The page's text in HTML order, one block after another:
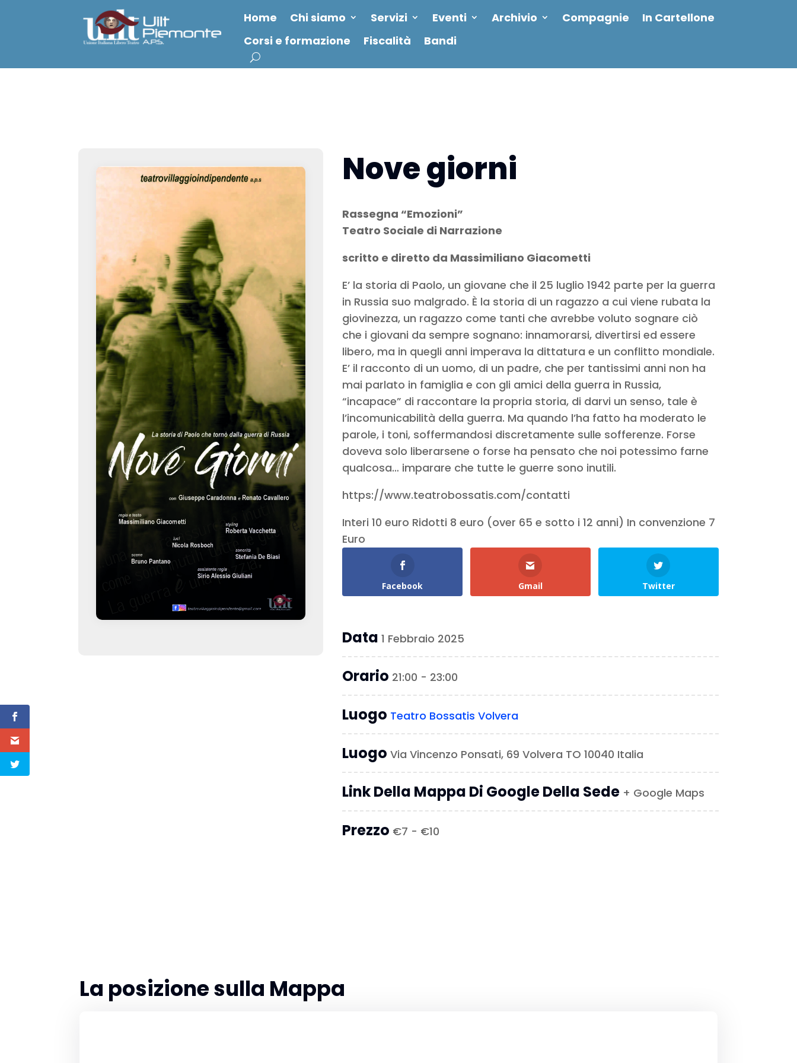
Home Chi siamo Servizi Eventi Archivio Compagnie
In Cartellone
Corsi e formazione
Fiscalità Bandi
Nove giorni
Rassegna “Emozioni”
Teatro Sociale di Narrazione
scritto e diretto da Massimiliano Giacometti
E’ la storia di Paolo, un giovane che il 25 luglio 1942 parte per la guerra
in Russia suo malgrado. È la storia di un ragazzo a cui viene rubata la
giovinezza, un ragazzo come tanti che avrebbe voluto sognare ciò
che i giovani da sempre sognano: innamorarsi, divertirsi ed essere
libero, ma in quegli anni imperava la dittatura e un conflitto mondiale.
E’ il racconto di un uomo, di un padre, che per tantissimi anni non ha
mai parlato in famiglia e con gli amici della guerra in Russia,
“incapace” di raccontare la propria storia, di darvi un senso, tale è
l’incomunicabilità della guerra. Ma quando l’ha fatto ha moderato le
parole, i toni, soffermandosi discretamente sulle sofferenze. Forse
doveva solo liberarsene o forse ha pensato che noi potessimo farne
qualcosa… imparare che tutte le guerre sono inutili.
https://www.teatrobossatis.com/contatti
Interi 10 euro Ridotti 8 euro (over 65 e sotto i 12 anni) In convenzione 7
Euro
Facebook Gmail Twitter
Data 1 Febbraio 2025
Orario 21:00 - 23:00
Luogo Teatro Bossatis Volvera
Luogo Via Vincenzo Ponsati, 69 Volvera TO 10040 Italia
Link Della Mappa Di Google Della Sede + Google Maps
Prezzo €7 - €10
La posizione sulla Mappa